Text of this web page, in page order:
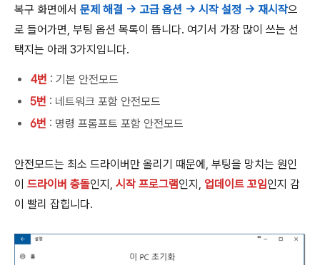
복구 화면에서 문제 해결 → 고급 옵션 → 시작 설정 → 재시작으
로 들어가면, 부팅 옵션 목록이 뜹니다. 여기서 가장 많이 쓰는 선
택지는 아래 3가지입니다.
4번 : 기본 안전모드
5번 : 네트워크 포함 안전모드
6번 : 명령 프롬프트 포함 안전모드
안전모드는 최소 드라이버만 올리기 때문에, 부팅을 망치는 원인
이 드라이버 충돌인지, 시작 프로그램인지, 업데이트 꼬임 인지 감
이 빨리 잡힙니다.